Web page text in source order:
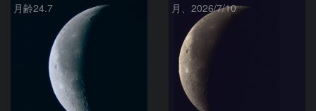
月齢24.7 月、2026/7/10